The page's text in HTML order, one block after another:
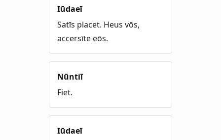
Iūdaeī
Satīs placet. Heus vōs,
accersīte eōs.
Nūntiī
Fiet.
Iūdaeī